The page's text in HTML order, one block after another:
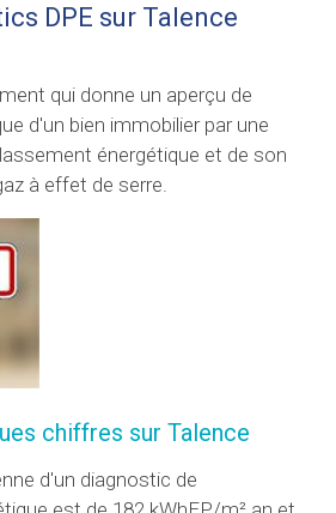
DPE sur Talence
qui donne un aperçu de
d'un bien immobilier par une
énergétique et de son
à effet de serre.
chiffres sur Talence
d'un diagnostic de